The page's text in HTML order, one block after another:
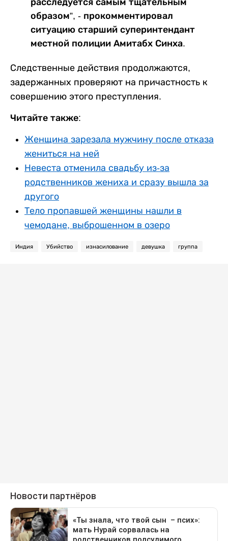
расследуется самым тщательным
образом”, - прокомментировал
ситуацию старший суперинтендант
местной полиции Амитабх Синха.
Следственные действия продолжаются,
задержанных проверяют на причастность к
совершению этого преступления.
Читайте также:
Женщина зарезала мужчину после отказа
жениться на ней
Невеста отменила свадьбу из-за
родственников жениха и сразу вышла за
другого
Тело пропавшей женщины нашли в
чемодане, выброшенном в озеро
Индия Убийство изнасилование девушка группа